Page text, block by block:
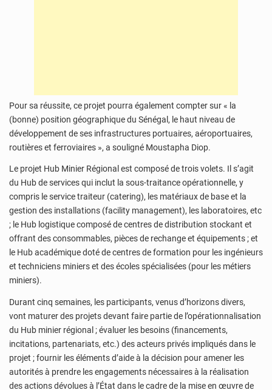
Pour sa réussite, ce projet pourra également compter sur « la
(bonne) position géographique du Sénégal, le haut niveau de
développement de ses infrastructures portuaires, aéroportuaires,
routières et ferroviaires », a souligné Moustapha Diop.
Le projet Hub Minier Régional est composé de trois volets. Il s’agit
du Hub de services qui inclut la sous-traitance opérationnelle, y
compris le service traiteur (catering), les matériaux de base et la
gestion des installations (facility management), les laboratoires, etc
; le Hub logistique composé de centres de distribution stockant et
offrant des consommables, pièces de rechange et équipements ; et
le Hub académique doté de centres de formation pour les ingénieurs
et techniciens miniers et des écoles spécialisées (pour les métiers
miniers).
Durant cinq semaines, les participants, venus d’horizons divers,
vont maturer des projets devant faire partie de l’opérationnalisation
du Hub minier régional ; évaluer les besoins (financements,
incitations, partenariats, etc.) des acteurs privés impliqués dans le
projet ; fournir les éléments d’aide à la décision pour amener les
autorités à prendre les engagements nécessaires à la réalisation
des actions dévolues à l’État dans le cadre de la mise en œuvre de